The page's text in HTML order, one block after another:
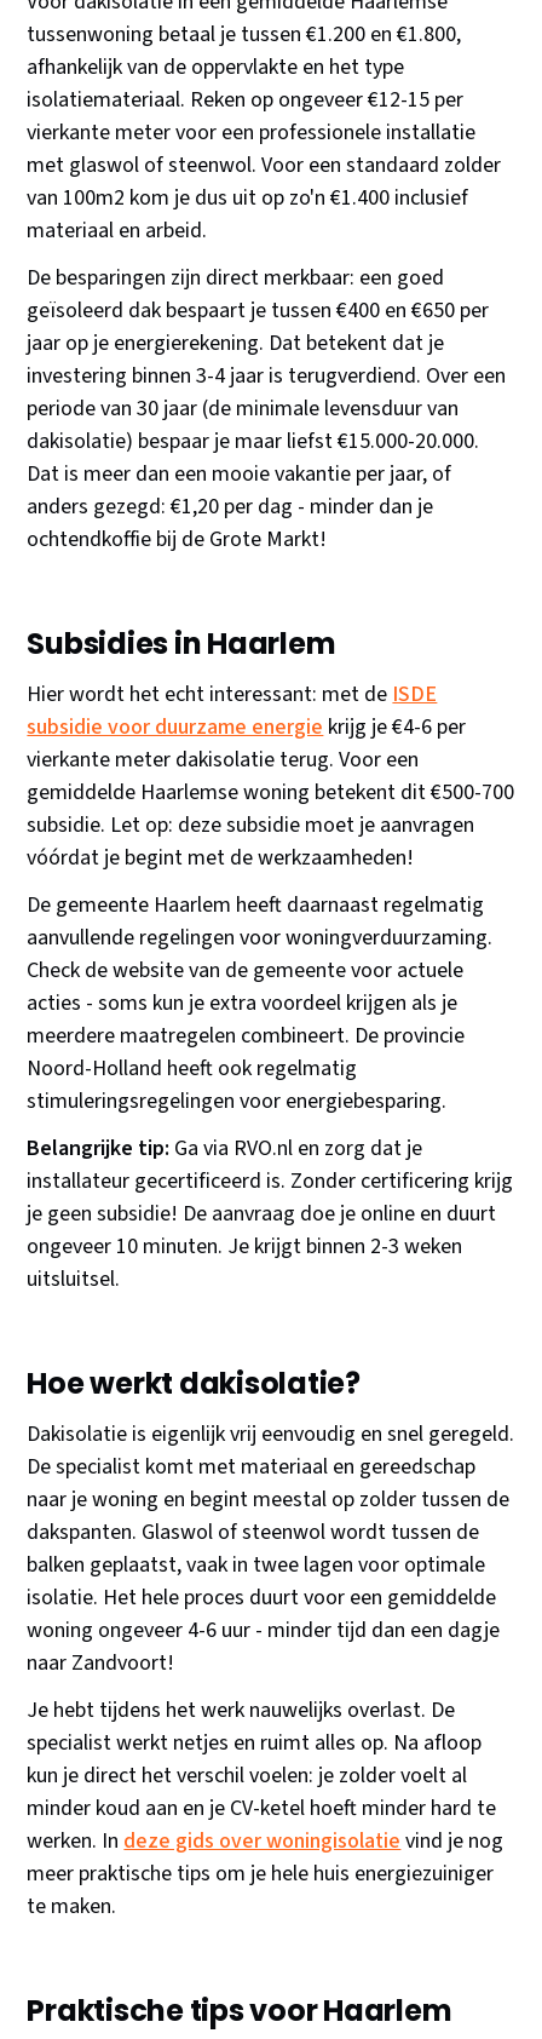
tussenwoning betaal je tussen €1.200 en €1.800,
afhankelijk van de oppervlakte en het type
isolatiemateriaal. Reken op ongeveer €12-15 per
vierkante meter voor een professionele installatie
met glaswol of steenwol. Voor een standaard zolder
van 100m2 kom je dus uit op zo'n €1.400 inclusief
materiaal en arbeid.
De besparingen zijn direct merkbaar: een goed
geïsoleerd dak bespaart je tussen €400 en €650 per
jaar op je energierekening. Dat betekent dat je
investering binnen 3-4 jaar is terugverdiend. Over een
periode van 30 jaar (de minimale levensduur van
dakisolatie) bespaar je maar liefst €15.000-20.000.
Dat is meer dan een mooie vakantie per jaar, of
anders gezegd: €1,20 per dag - minder dan je
ochtendkoffie bij de Grote Markt!
Subsidies in Haarlem
Hier wordt het echt interessant: met deISDE
subsidie voor duurzame energiekrijg je €4-6 per
vierkante meter dakisolatie terug. Voor een
gemiddelde Haarlemse woning betekent dit €500-700
subsidie. Let op: deze subsidie moet je aanvragen
vóórdat je begint met de werkzaamheden!
De gemeente Haarlem heeft daarnaast regelmatig
aanvullende regelingen voor woningverduurzaming.
Check de website van de gemeente voor actuele
acties - soms kun je extra voordeel krijgen als je
meerdere maatregelen combineert. De provincie
Noord-Holland heeft ook regelmatig
stimuleringsregelingen voor energiebesparing.
Belangrijke tip: Ga via RVO.nl en zorg dat je
installateur gecertificeerd is. Zonder certificering krijg
je geen subsidie! De aanvraag doe je online en duurt
ongeveer 10 minuten. Je krijgt binnen 2-3 weken
uitsluitsel.
Hoe werkt dakisolatie?
Dakisolatie is eigenlijk vrij eenvoudig en snel geregeld.
De specialist komt met materiaal en gereedschap
naar je woning en begint meestal op zolder tussen de
dakspanten. Glaswol of steenwol wordt tussen de
balken geplaatst, vaak in twee lagen voor optimale
isolatie. Het hele proces duurt voor een gemiddelde
woning ongeveer 4-6 uur - minder tijd dan een dagje
naar Zandvoort!
Je hebt tijdens het werk nauwelijks overlast. De
specialist werkt netjes en ruimt alles op. Na afloop
kun je direct het verschil voelen: je zolder voelt al
minder koud aan en je CV-ketel hoeft minder hard te
werken. Indeze gids over woningisolatievind je nog
meer praktische tips om je hele huis energiezuiniger
te maken.
Praktische tips voor Haarlem